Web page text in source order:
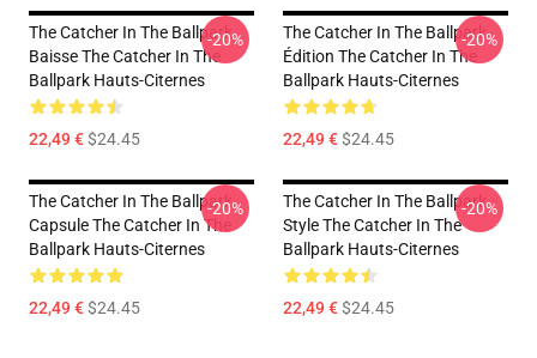
The Catcher In The Ballpark
Baisse The Catcher In The
Ballpark Hauts-Citernes
22,49 €$24.45
-20%
The Catcher In The Ballpark
Édition The Catcher In The
Ballpark Hauts-Citernes
22,49 €$24.45
-20%
The Catcher In The Ballpark
Capsule The Catcher In The
Ballpark Hauts-Citernes
22,49 €$24.45
-20%
The Catcher In The Ballpark
Style The Catcher In The
Ballpark Hauts-Citernes
22,49 €$24.45
-20%